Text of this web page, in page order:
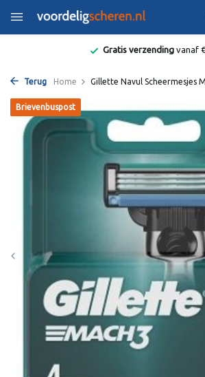
Gratis verzendingvanaf
Terug Home Gillette Navul Scheermesjes
Brievenbuspost